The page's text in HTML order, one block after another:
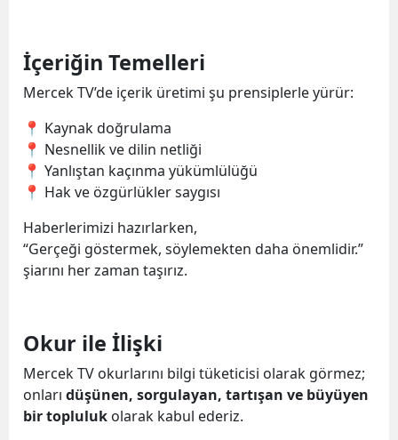
İçeriğin Temelleri
Mercek TV’de içerik üretimi şu prensiplerle yürür:
📍 Kaynak doğrulama
📍 Nesnellik ve dilin netliği
📍 Yanlıştan kaçınma yükümlülüğü
📍 Hak ve özgürlükler saygısı
Haberlerimizi hazırlarken,
“Gerçeği göstermek, söylemekten daha önemlidir.”
şiarını her zaman taşırız.
Okur ile İlişki
Mercek TV okurlarını bilgi tüketicisi olarak görmez;
onları düşünen, sorgulayan, tartışan ve büyüyen
bir topluluk olarak kabul ederiz.